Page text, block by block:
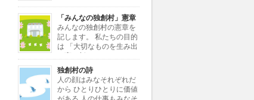
「みんなの独創村」憲章
みんなの独創村の憲章を
記します。 私たちの目的
は 「大切なものを生み出
ィーの創造」 私たちが行う仕事は
「大切なものを独創すること」 「独
創を加えて大切なものに変えること」
私たちが考える大切なもの […]
独創村の詩
人の顔はみなそれぞれだ
から ひとりひとりに価値